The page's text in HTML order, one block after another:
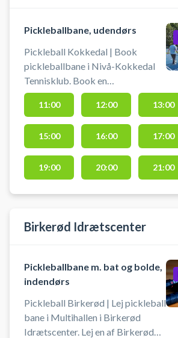
Pickleballbane, udendørs
Pickleball Kokkedal | Book
pickleballbane i Nivå-Kokkedal
Tennisklub. Book en
pickleballbane og spil pickleball i
Kokkedal på de 3 nyanlagt
udendørs pickleballbaner
beliggende ved tennisklubben
mellem Nivå og Kokkedal.
11:00 12:00 13:00
15:00 16:00 17:00
19:00 20:00 21:00
Birkerød Idrætscenter
Pickleballbane m. bat og bolde,
indendørs
Pickleball Birkerød | Lej pickleball
bane i Multihallen i Birkerød
Idrætscenter. Lej en af Birkerød